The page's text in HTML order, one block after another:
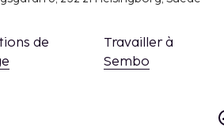
et sont soumis à modification.
nationales, les
la confirmation de réservation.
de
Travailler à
Sembo